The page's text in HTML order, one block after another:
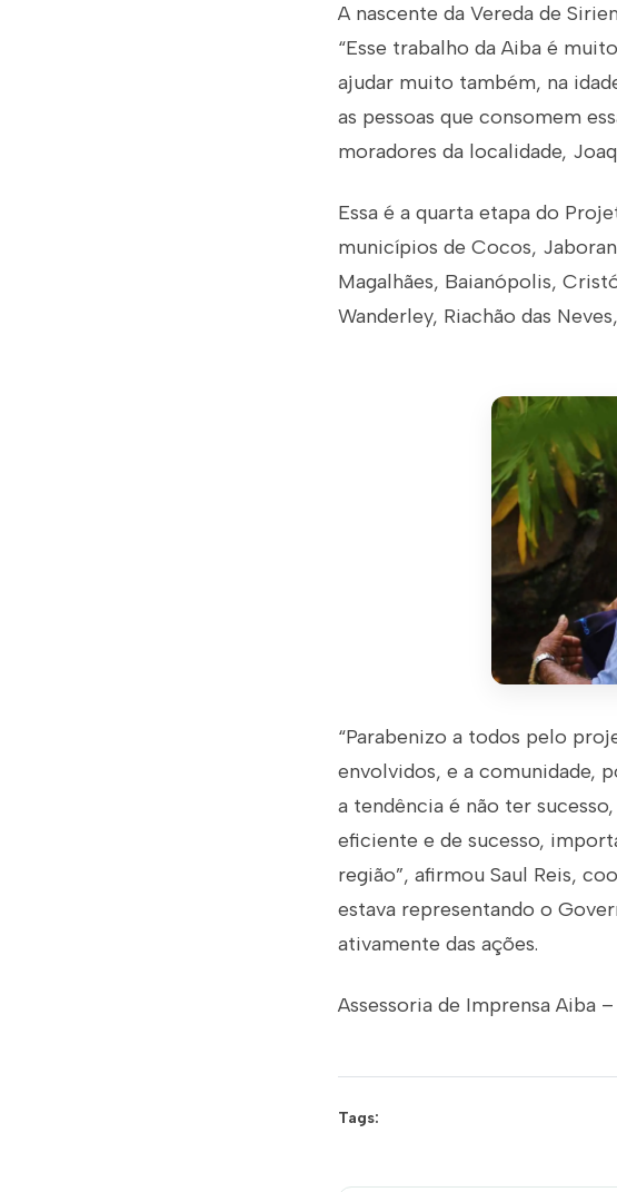
A nascente da Vereda de
“Esse trabalho da Aiba é
ajudar muito também, na
as pessoas que consomem
moradores da localidade,
Essa é a quarta etapa do
municípios de Cocos,
Magalhães, Baianópolis,
Wanderley, Riachão das
“Parabenizo a todos pelo
envolvidos, e a comunidade,
a tendência é não ter
eficiente e de sucesso,
região”, afirmou Saul Reis,
estava representando o
ativamente das ações.
Assessoria de Imprensa Aiba
Tags: